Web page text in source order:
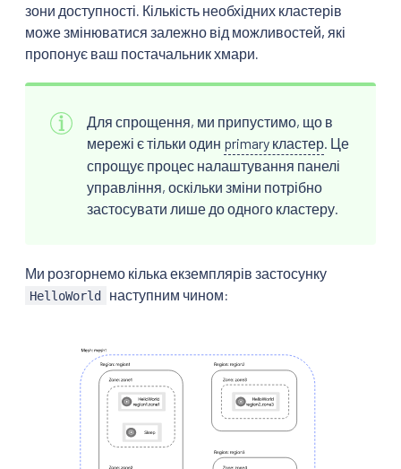
зони доступності. Кількість необхідних кластерів
може змінюватися залежно від можливостей, які
пропонує ваш постачальник хмари.
Для спрощення, ми припустимо, що в
мережі є тільки один primary кластер . Це
спрощує процес налаштування панелі
управління, оскільки зміни потрібно
застосувати лише до одного кластеру.
Ми розгорнемо кілька екземплярів застосунку
HelloWorld наступним чином: